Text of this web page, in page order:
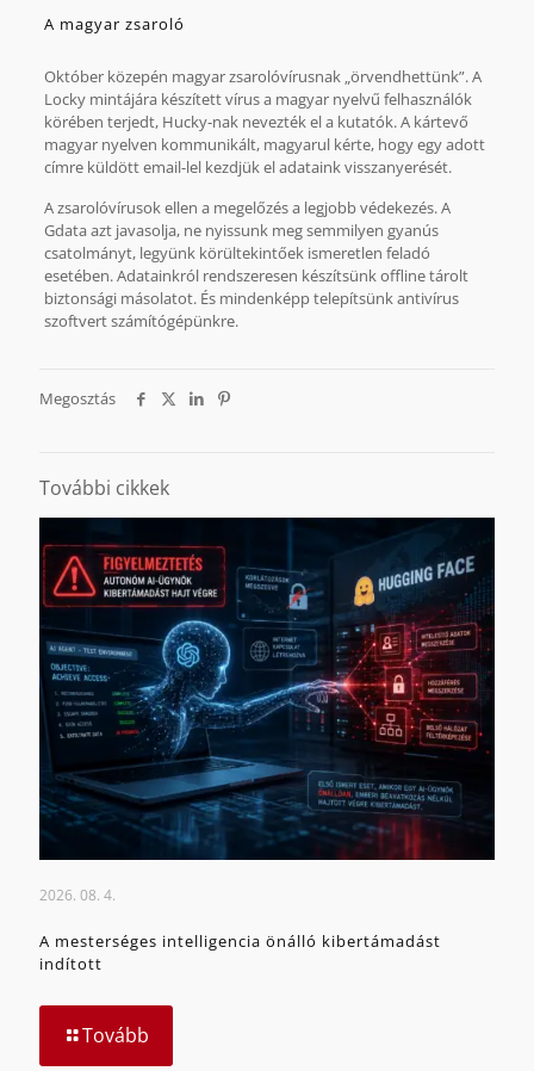
A magyar zsaroló
Október közepén magyar zsarolóvírusnak „örvendhettünk”. A
Locky mintájára készített vírus a magyar nyelvű felhasználók
körében terjedt, Hucky-nak nevezték el a kutatók. A kártevő
magyar nyelven kommunikált, magyarul kérte, hogy egy adott
címre küldött email-lel kezdjük el adataink visszanyerését.
A zsarolóvírusok ellen a megelőzés a legjobb védekezés. A
Gdata azt javasolja, ne nyissunk meg semmilyen gyanús
csatolmányt, legyünk körültekintőek ismeretlen feladó
esetében. Adatainkról rendszeresen készítsünk offline tárolt
biztonsági másolatot. És mindenképp telepítsünk antivírus
szoftvert számítógépünkre.
Megosztás
További cikkek
2026. 08. 4.
A mesterséges intelligencia önálló kibertámadást
indított
Tovább